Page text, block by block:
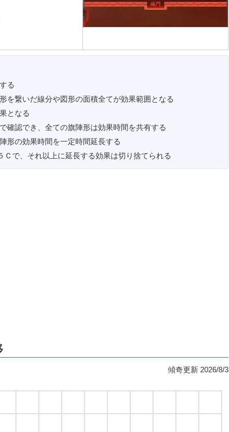
る
を繋いだ線分や図形の面積全てが効果範囲となる
となる
確認でき、全ての旗陣形は効果時間を共有する
形の効果時間を一定時間延長する
で、それ以上に延長する効果は切り捨てられる
傾奇更新 2026/8/3